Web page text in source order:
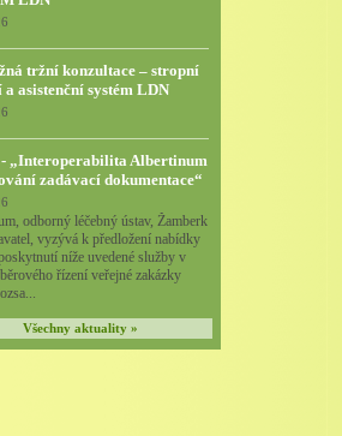
tržní konzultace – stropní
a asistenční systém LDN
„Interoperabilita Albertinum
zadávací dokumentace“
odborný léčebný ústav, Žamberk
vyzývá k předložení nabídky
níže uvedené služby v
řízení veřejné zakázky
Všechny aktuality »